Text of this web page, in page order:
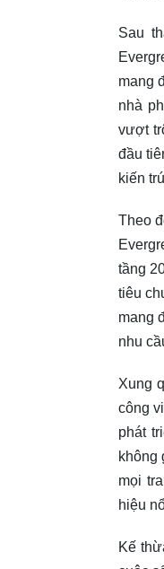
Sau
mang
nhà
vượt
đầu
kiến
Theo
tầng
tiêu
mang
nhu
Xung
công
phát
không
mọi
hiệu
Kế